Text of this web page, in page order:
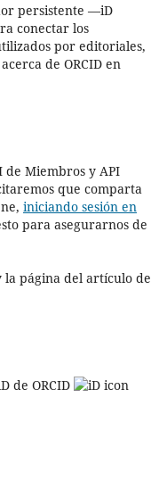
persistente —iD
conectar los
por editoriales,
de ORCID en
de Miembros y API
que comparta
iniciando sesión en
para asegurarnos de
la página del artículo de
de ORCID